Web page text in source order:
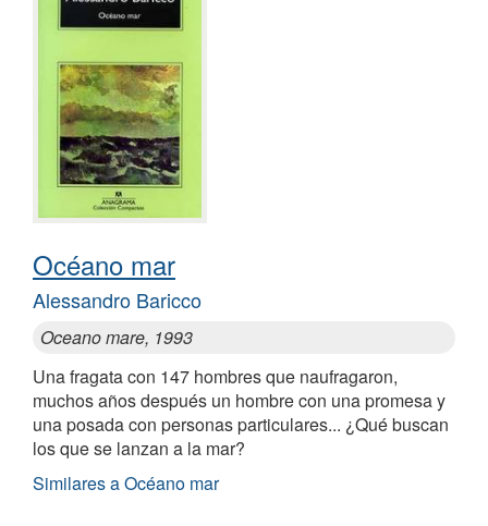
Océano mar
Alessandro Baricco
Oceano mare, 1993
Una fragata con 147 hombres que naufragaron,
muchos años después un hombre con una promesa y
una posada con personas particulares... ¿Qué buscan
los que se lanzan a la mar?
Similares a Océano mar